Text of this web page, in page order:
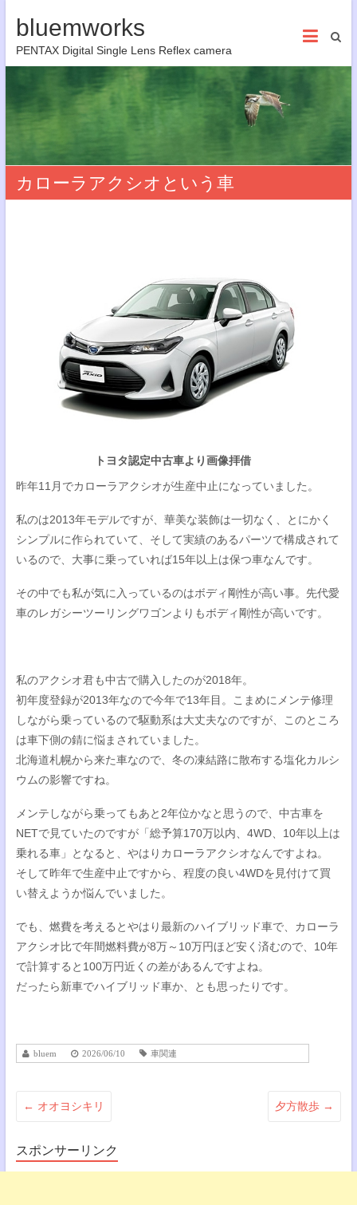
bluemworks
PENTAX Digital Single Lens Reflex camera
カローラアクシオという車
トヨタ認定中古車より画像拝借
昨年11月でカローラアクシオが生産中止になっていました。
私のは2013年モデルですが、華美な装飾は一切なく、とにかく
シンプルに作られていて、そして実績のあるパーツで構成されて
いるので、大事に乗っていれば15年以上は保つ車なんです。
その中でも私が気に入っているのはボディ剛性が高い事。先代愛
車のレガシーツーリングワゴンよりもボディ剛性が高いです。
私のアクシオ君も中古で購入したのが2018年。
初年度登録が2013年なので今年で13年目。こまめにメンテ修理
しながら乗っているので駆動系は大丈夫なのですが、このところ
は車下側の錆に悩まされていました。
北海道札幌から来た車なので、冬の凍結路に散布する塩化カルシ
ウムの影響ですね。
メンテしながら乗ってもあと2年位かなと思うので、中古車を
NETで見ていたのですが「総予算170万以内、4WD、10年以上は
乗れる車」となると、やはりカローラアクシオなんですよね。
そして昨年で生産中止ですから、程度の良い4WDを見付けて買
い替えようか悩んでいました。
でも、燃費を考えるとやはり最新のハイブリッド車で、カローラ
アクシオ比で年間燃料費が8万～10万円ほど安く済むので、10年
で計算すると100万円近くの差があるんですよね。
だったら新車でハイブリッド車か、とも思ったりです。
bluem 2026/06/10 車関連
← オオヨシキリ 夕方散歩 →
スポンサーリンク